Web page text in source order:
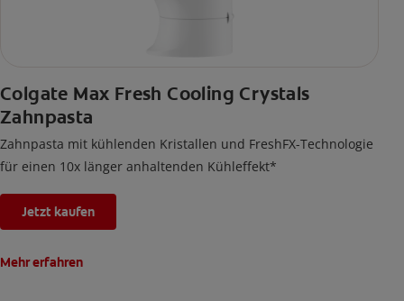
Colgate Max Fresh Cooling Crystals
Zahnpasta
Zahnpasta mit kühlenden Kristallen und FreshFX-Technologie
für einen 10x länger anhaltenden Kühleffekt*
Jetzt kaufen
Mehr erfahren